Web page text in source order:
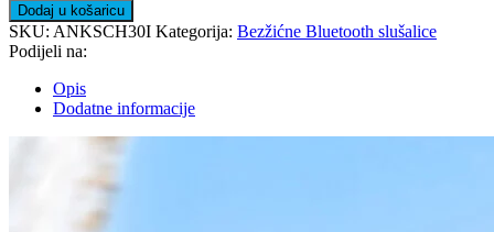
Dodaj u košaricu
SKU: ANKSCH30I Kategorija: Bezžićne Bluetooth slušalice
Podijeli na:
Opis
Dodatne informacije